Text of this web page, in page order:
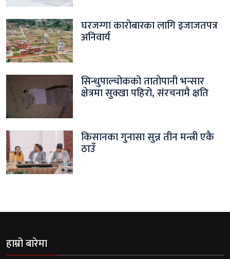
घरजग्गा कारोबारका लागि इजाजतपत्र
अनिवार्य
सिन्धुपाल्चोकको तातोपानी भन्सार
क्षेत्रमा सुक्खा पहिरो, संरचनामै क्षति
किसानका गुनासा सुन्न तीन मन्त्री एकै
ठाउँ
हाम्रो बारेमा